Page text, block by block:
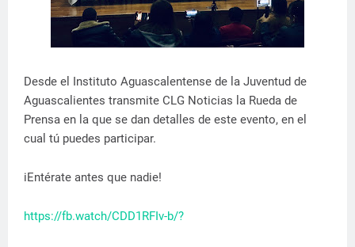
Desde el Instituto Aguascalentense de la Juventud de
Aguascalientes transmite CLG Noticias la Rueda de
Prensa en la que se dan detalles de este evento, en el
cual tú puedes participar.
iEntérate antes que nadie!
https://fb.watch/CDD1RFIv-b/?